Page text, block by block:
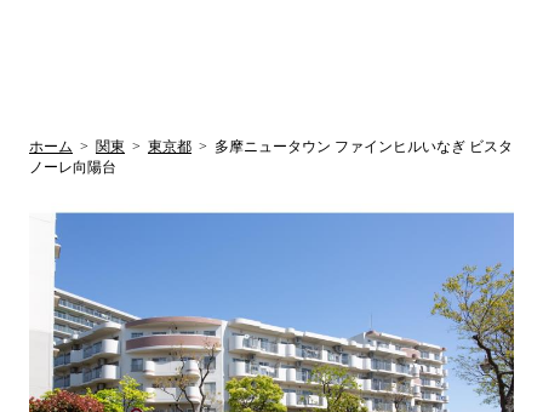
ホーム > 関東 > 東京都 > 多摩ニュータウン ファインヒルいなぎ ビスタ
ノーレ向陽台